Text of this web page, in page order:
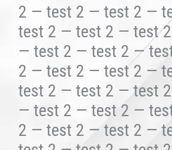
2 — test 2 — test 2 —
test 2 — test 2 — test
— test 2 — test 2 —
2 — test 2 — test 2 —
test 2 — test 2 — test
— test 2 — test 2 —
2 — test 2 — test 2 —